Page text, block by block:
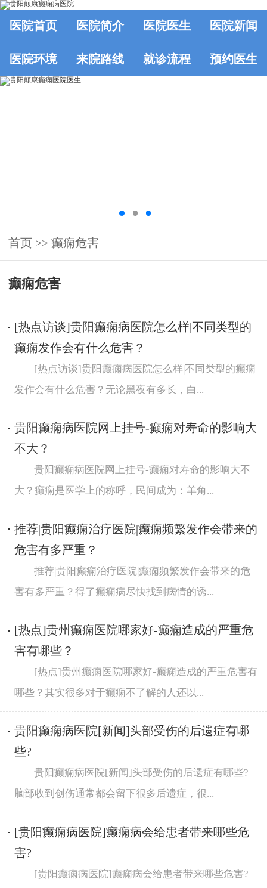
医院首页 医院简介 医院医生 医院新闻
医院环境 来院路线 就诊流程 预约医生
首页 >> 癫痫危害
癫痫危害
[热点访谈]贵阳癫痫病医院怎么样|不同类型的
癫痫发作会有什么危害？
[热点访谈]贵阳癫痫病医院怎么样|不同类型的癫痫
发作会有什么危害？无论黑夜有多长，白...
贵阳癫痫病医院网上挂号-癫痫对寿命的影响大
不大？
贵阳癫痫病医院网上挂号-癫痫对寿命的影响大不
大？癫痫是医学上的称呼，民间成为：羊角...
推荐|贵阳癫痫治疗医院|癫痫频繁发作会带来的
危害有多严重？
推荐|贵阳癫痫治疗医院|癫痫频繁发作会带来的危
害有多严重？得了癫痫病尽快找到病情的诱...
[热点]贵州癫痫医院哪家好-癫痫造成的严重危
害有哪些？
[热点]贵州癫痫医院哪家好-癫痫造成的严重危害有
哪些？其实很多对于癫痫不了解的人还以...
贵阳癫痫病医院[新闻]头部受伤的后遗症有哪
些?
贵阳癫痫病医院[新闻]头部受伤的后遗症有哪些?
脑部收到创伤通常都会留下很多后遗症，很...
[贵阳癫痫病医院]癫痫病会给患者带来哪些危
害?
[贵阳癫痫病医院]癫痫病会给患者带来哪些危害?